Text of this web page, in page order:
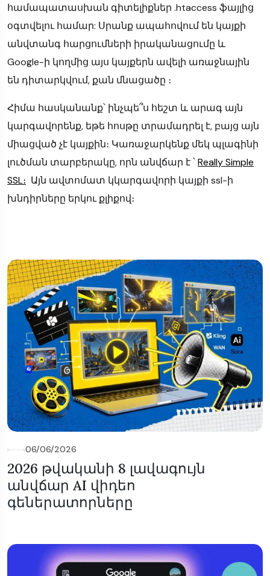
համապատասխան գիտելիքներ .htaccess ֆայլից
օգտվելու համար: Սրանք ապահովում են կայքի
անվտանգ հարցումների իրականացումը և
Google-ի կողմից այս կայքերն ավելի առաջնային
են դիտարկվում, քան մնացածը ։
Հիմա հասկանանք՝ ինչպե՞ս հեշտ և արագ այն
կարգավորենք, եթե հոսթը տրամադրել է, բայց այն
միացված չէ կայքին։ Կառաջարկենք մեկ պլագինի
լուծման տարբերակը, որն անվճար է ՝Really Simple
SSL։ Այն ավտոմատ կկարգավորի կայքի ssl-ի
խնդիրները երկու քլիքով։
06/06/2026
2026 թվականի 8 լավագույն
անվճար AI վիդեո
գեներատորները